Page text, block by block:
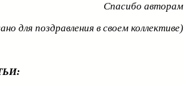
Спасибо авторам
для поздравления в своем коллективе)